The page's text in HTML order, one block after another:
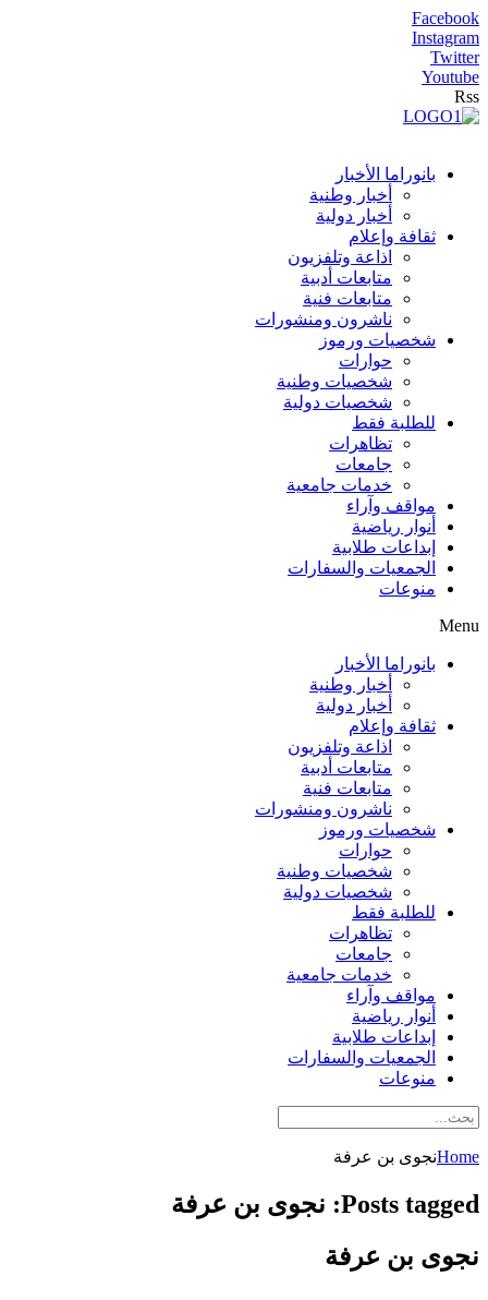
Facebook
Instagram
Twitter
Youtube
Rss
بانوراما الأخبار
أخبار وطنية
أخبار دولية
ثقافة وإعلام
اذاعة وتلفزيون
متابعات أدبية
متابعات فنية
ناشرون ومنشورات
شخصيات ورموز
حوارات
شخصيات وطنية
شخصيات دولية
للطلبة فقط
تظاهرات
جامعات
خدمات جامعية
مواقف وآراء
أنوار رياضية
إبداعات طلابية
الجمعيات والسفارات
منوعات
Menu
بانوراما الأخبار
أخبار وطنية
أخبار دولية
ثقافة وإعلام
اذاعة وتلفزيون
متابعات أدبية
متابعات فنية
ناشرون ومنشورات
شخصيات ورموز
حوارات
شخصيات وطنية
شخصيات دولية
للطلبة فقط
تظاهرات
جامعات
خدمات جامعية
مواقف وآراء
أنوار رياضية
إبداعات طلابية
الجمعيات والسفارات
منوعات
Homeنجوى بن عرفة
Posts tagged: نجوى بن عرفة
نجوى بن عرفة